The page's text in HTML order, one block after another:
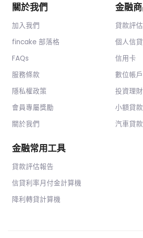
關於我們
加入我們
fincake 部落格
FAQs
服務條款
隱私權政策
會員專屬獎勵
關於我們
金融
貸款評
個人信貸
信用卡
數位帳戶
投資理財
小額貸款
汽車貸款
金融常用工具
貸款評估報告
信貸利率月付金計算機
降利轉貸計算機